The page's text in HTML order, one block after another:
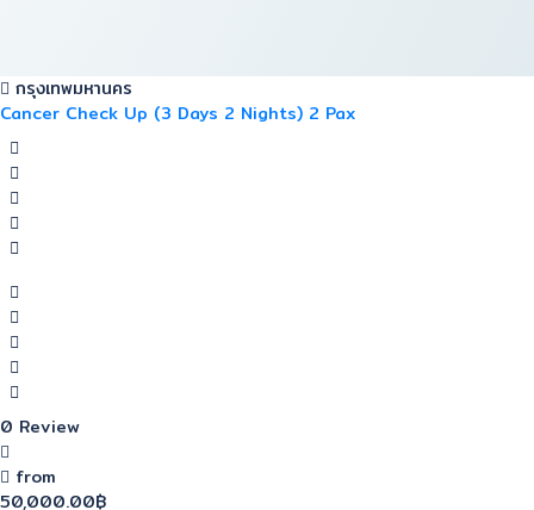
กรุงเทพมหานคร
Cancer Check Up (3 Days 2 Nights) 2 Pax
0 Review
from
50,000.00฿